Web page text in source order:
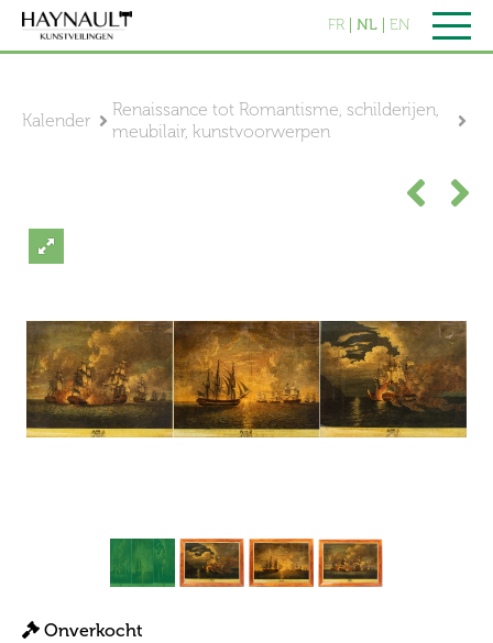
FR NL EN
Kalender
Renaissance tot Romantisme, schilderijen,
meubilair, kunstvoorwerpen
Onverkocht